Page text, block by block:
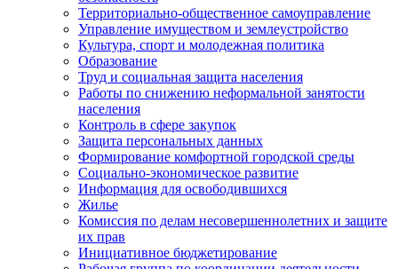
Территориально-общественное самоуправление
Управление имуществом и землеустройство
Культура, спорт и молодежная политика
Образование
Труд и социальная защита населения
Работы по снижению неформальной занятости
населения
Контроль в сфере закупок
Защита персональных данных
Формирование комфортной городской среды
Социально-экономическое развитие
Информация для освободившихся
Жилье
Комиссия по делам несовершеннолетних и защите
их прав
Инициативное бюджетирование